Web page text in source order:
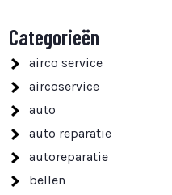
Categorieën
airco service
aircoservice
auto
auto reparatie
autoreparatie
bellen